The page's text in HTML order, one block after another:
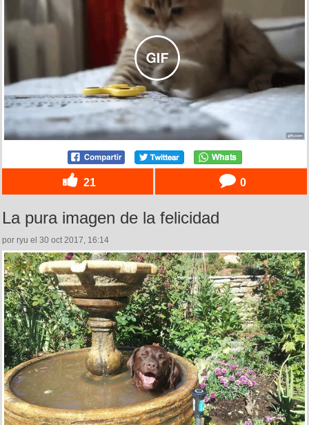
21 0
La pura imagen de la felicidad
por ryu el 30 oct 2017, 16:14